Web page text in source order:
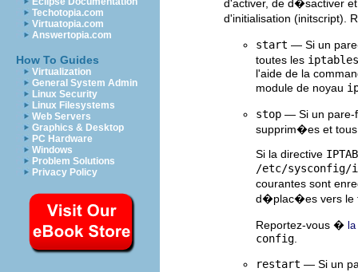
Techotopia.com
Virtuatopia.com
Answertopia.com
How To Guides
Virtualization
General System Admin
Linux Security
Linux Filesystems
Web Servers
Graphics & Desktop
PC Hardware
Windows
Problem Solutions
Privacy Policy
d'activer, de d�sactiver
d'initialisation (initscript).
start — Si un
toutes les iptables
l'aide de la
module de noyau
stop — Si un pare-
supprim�es et
Si la directive
/etc/sysconfig/
courantes sont
d�plac�es vers le
Reportez-vous �
config
restart — Si un